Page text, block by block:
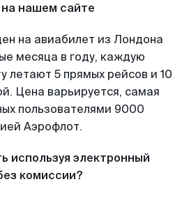
нашем сайте
на авиабилет из Лондона
месяца в году, каждую
летают 5 прямых рейсов и 10
Цена варьируется, самая
пользователями 9000
Аэрофлот.
используя электронный
комиссии?